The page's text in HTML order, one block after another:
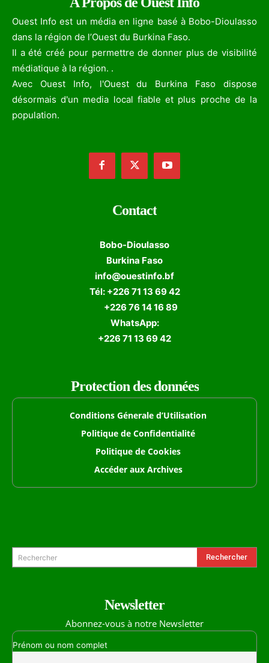
Ouest Info est un média en ligne basé à Bobo-Dioulasso
dans la région de l’Ouest du Burkina Faso.
Il a été créé pour permettre de donner plus de visibilité
médiatique à la région. .
Avec Ouest Info, l'Ouest du Burkina Faso dispose
désormais d'un media local fiable et plus proche de la
population.
Contact
Bobo-Dioulasso
Burkina Faso
info@ouestinfo.bf
Tél: +226 71 13 69 42
+226 76 14 16 89
WhatsApp:
+226 71 13 69 42
Protection des données
Conditions Génerale d’Utilisation
Politique de Confidentialité
Politique de Cookies
Accéder aux Archives
Rechercher Rechercher
Newsletter
Abonnez-vous à notre Newsletter
Prénom ou nom complet